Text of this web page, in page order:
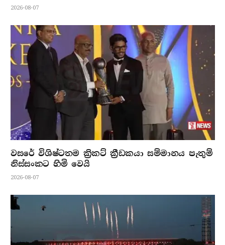
2026-08-07
වසරේ විශිෂ්ටතම ක්‍රිකට් ක්‍රීඩකයා සම්මානය පැතුම්
නිස්සංකට හිමි වෙයි
2026-08-07